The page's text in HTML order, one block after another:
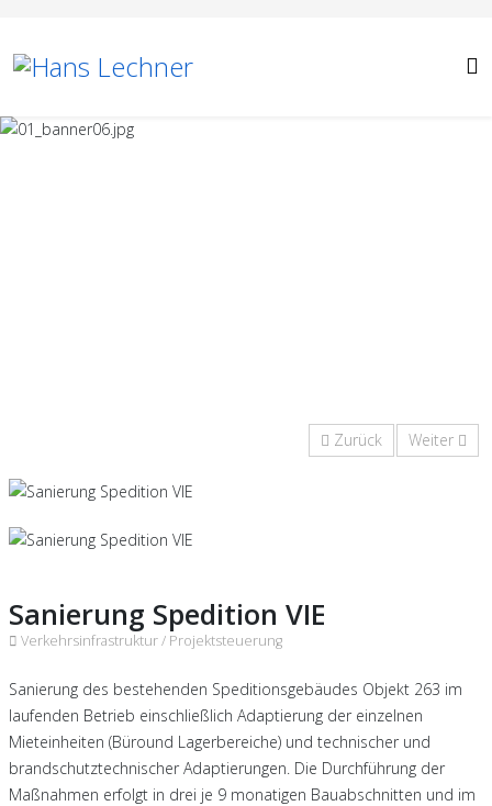
Zurück Weiter
Sanierung Spedition VIE
Verkehrsinfrastruktur / Projektsteuerung
Sanierung des bestehenden Speditionsgebäudes Objekt 263 im
laufenden Betrieb einschließlich Adaptierung der einzelnen
Mieteinheiten (Büround Lagerbereiche) und technischer und
brandschutztechnischer Adaptierungen. Die Durchführung der
Maßnahmen erfolgt in drei je 9 monatigen Bauabschnitten und im